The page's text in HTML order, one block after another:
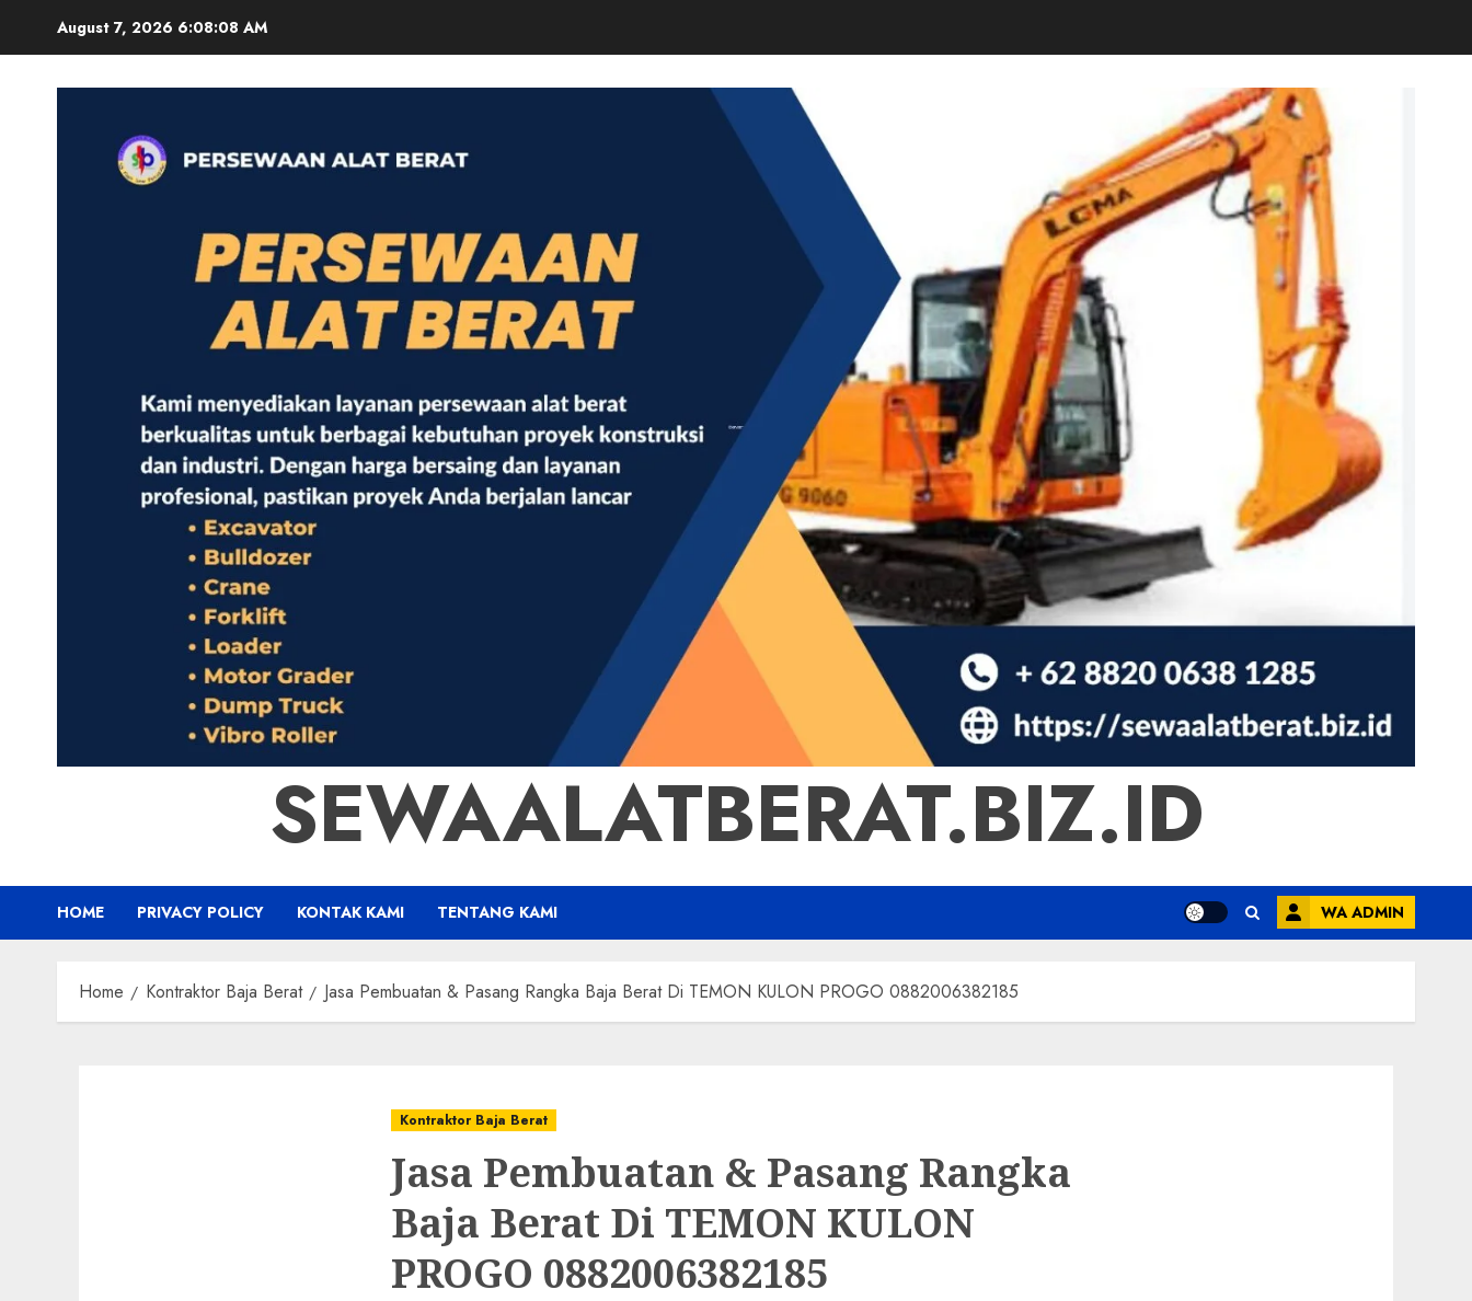
August 7, 2026 6:08:09 AM
SEWAALATBERAT.BIZ.ID
HOME PRIVACY POLICY KONTAK KAMI TENTANG KAMI WA ADMIN
Home Kontraktor Baja Berat Jasa Pembuatan & Pasang Rangka Baja Berat Di TEMON KULON PROGO 0882006382185
Kontraktor Baja Berat
Jasa Pembuatan & Pasang Rangka
Baja Berat Di TEMON KULON
PROGO 0882006382185